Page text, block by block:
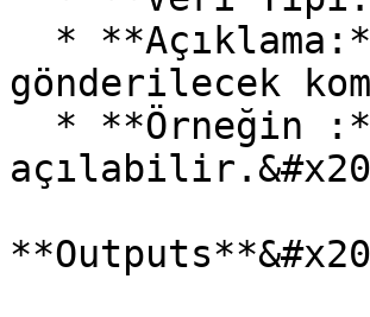
gönderilecek